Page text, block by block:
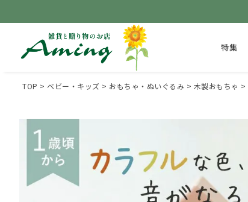
特集
TOP ベビー・キッズ おもちゃ・ぬいぐるみ 木製おもちゃ